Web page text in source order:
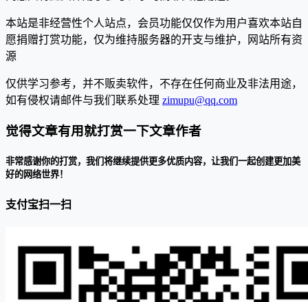
本站是非经营性个人站点，会员功能仅仅作为用户喜欢本站自
愿捐赠打赏功能，仅为维持服务器的开支与维护，网站所有资
源
仅供学习参考，并不贩卖软件，不存在任何商业及非法用途，
如有侵权请邮件与我们联系处理 zimupu@qq.com
觉得文章有用就打赏一下文章作者
非常感谢你的打赏，我们将继续提供更多优质内容，让我们一起创建更加美
好的网络世界！
支付宝扫一扫